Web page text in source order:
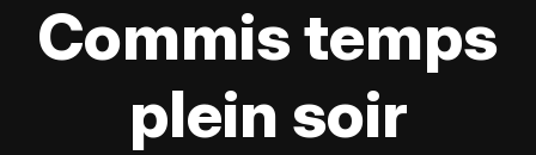
Commis temps
plein soir